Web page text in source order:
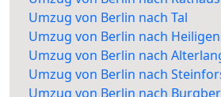
Umzug von Berlin nach Tal
Umzug von Berlin nach
Umzug von Berlin nach
Umzug von Berlin nach
Umzug von Berlin nach